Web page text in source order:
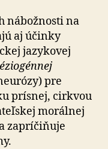
nábožnosti na
aj účinky
jazykovej
pre
prísnej, cirkvou
morálnej
zapríčiňuje